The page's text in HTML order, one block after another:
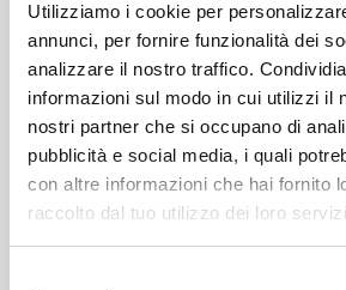
Utilizziamo i cookie per
annunci, per fornire funzionalità dei
analizzare il nostro traffico.
informazioni sul modo in cui utilizzi il
nostri partner che si occupano di
pubblicità e social media, i quali
con altre informazioni che hai fornito
raccolto dal tuo utilizzo dei loro
Si consiglia di portare
da trekking, zainetto con acqua,
cappellino, crema solare e
trekking sono facoltativi.
Prenota o regala qui